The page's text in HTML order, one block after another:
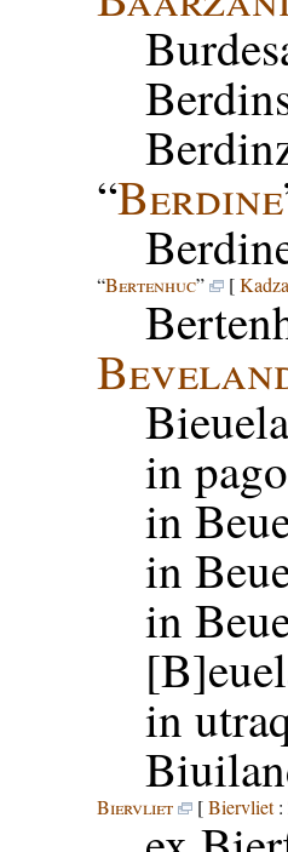
“Berdine
“Bertenhuc” [
in
in
in
in
in
Biervliet [Biervliet: